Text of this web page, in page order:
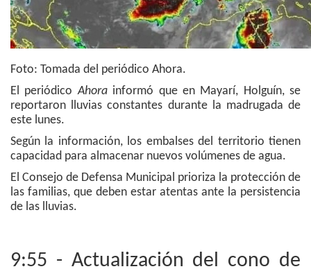
Foto: Tomada del periódico Ahora.
El periódicoAhorainformó que en Mayarí, Holguín, se
reportaron lluvias constantes durante la madrugada de
este lunes.
Según la información, los embalses del territorio tienen
capacidad para almacenar nuevos volúmenes de agua.
El Consejo de Defensa Municipal prioriza la protección de
las familias, que deben estar atentas ante la persistencia
de las lluvias.
9:55 - Actualización del cono de